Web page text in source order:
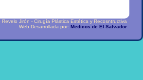
Revelo Jirón - Cirugía Plástica Estética y Recosntructiva
Web Desarrollada por: Medicos de El Salvador